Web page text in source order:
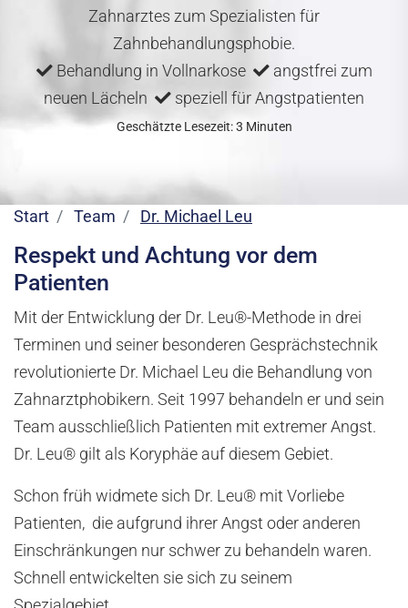
Zahnarztes zum Spezialisten für
Zahnbehandlungsphobie.
Behandlung in Vollnarkose
angstfrei zum
neuen Lächeln
speziell für Angstpatienten
Geschätzte Lesezeit: 3 Minuten
Start Team Dr. Michael Leu
Respekt und Achtung vor dem
Patienten
Mit der Entwicklung der Dr. Leu®-Methode in drei
Terminen und seiner besonderen Gesprächstechnik
revolutionierte Dr. Michael Leu die Behandlung von
Zahnarztphobikern. Seit 1997 behandeln er und sein
Team ausschließlich Patienten mit extremer Angst.
Dr. Leu® gilt als Koryphäe auf diesem Gebiet.
Schon früh widmete sich Dr. Leu® mit Vorliebe
Patienten, die aufgrund ihrer Angst oder anderen
Einschränkungen nur schwer zu behandeln waren.
Schnell entwickelten sie sich zu seinem